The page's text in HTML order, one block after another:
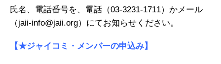
氏名、電話番号を、電話（03-3231-1711）かメール
（jaii-info@jaii.org）にてお知らせください。
【★ジャイコミ・メンバーの申込み】